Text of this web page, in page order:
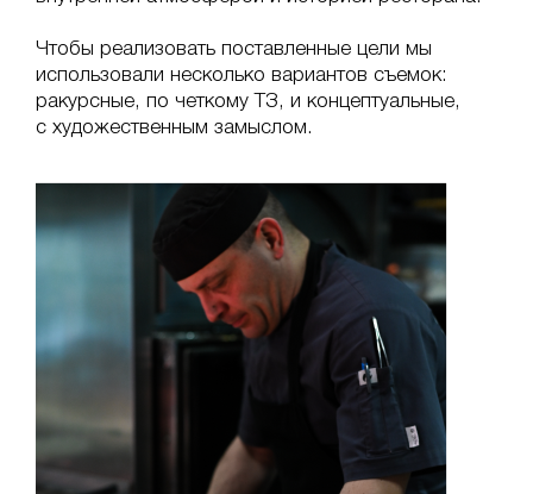
Чтобы реализовать поставленные цели мы
использовали несколько вариантов съемок:
ракурсные, по четкому ТЗ, и концептуальные,
с художественным замыслом.